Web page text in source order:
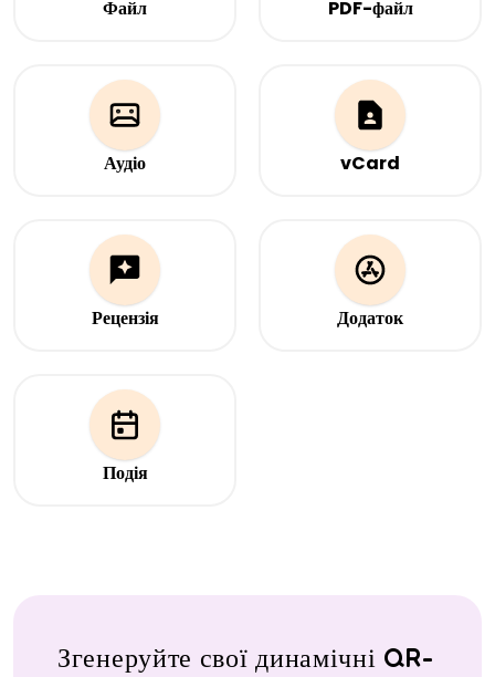
Файл PDF-файл
Аудіо vCard
поділитися своїми даними
— завжди актуально, без
потреби роздавати візитні
Рецензія
та інших з однієї сторінки.
Додаток
Подія
Згенеруйте свої динамічні QR-